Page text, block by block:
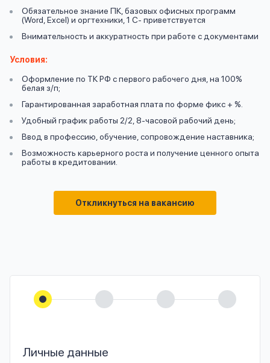
Обязательное знание ПК, базовых офисных программ
(Word, Excel) и оргтехники, 1 С- приветствуется
Внимательность и аккуратность при работе с документами
Условия:
Оформление по ТК РФ с первого рабочего дня, на 100%
белая з/п;
Гарантированная заработная плата по форме фикс + %.
Удобный график работы 2/2, 8-часовой рабочий день;
Ввод в профессию, обучение, сопровождение наставника;
Возможность карьерного роста и получение ценного опыта
работы в кредитовании.
Откликнуться на вакансию
Личные данные
вопросы